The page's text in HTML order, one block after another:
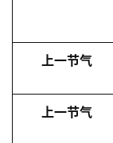
上一节气
上一节气